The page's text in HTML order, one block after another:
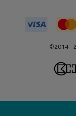
©2014 -